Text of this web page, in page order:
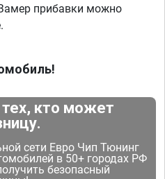
прибавки можно
кто может
сети Евро Чип Тюнинг
в 50+ городах РФ
безопасный